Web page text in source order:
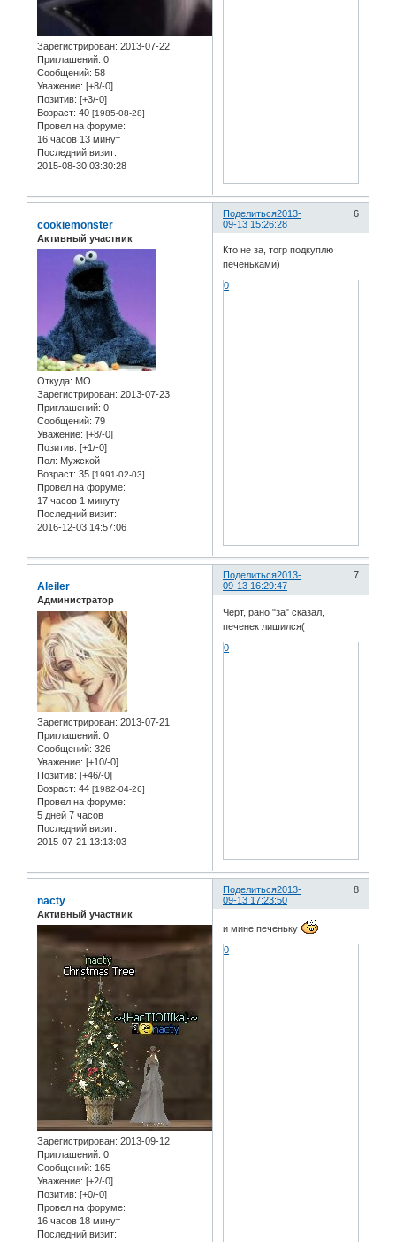
Зарегистрирован: 2013-07-22
Приглашений: 0
Сообщений: 58
Уважение: [+8/-0]
Позитив: [+3/-0]
Возраст: 40 [1985-08-28]
Провел на форуме:
16 часов 13 минут
Последний визит:
2015-08-30 03:30:28
Поделиться 6
2013-
09-13 15:26:28
cookiemonster
Активный участник
Откуда: МО
Зарегистрирован: 2013-07-23
Приглашений: 0
Сообщений: 79
Уважение: [+8/-0]
Позитив: [+1/-0]
Пол: Мужской
Возраст: 35 [1991-02-03]
Провел на форуме:
17 часов 1 минуту
Последний визит:
2016-12-03 14:57:06
Кто не за, тогр подкуплю
печеньками)
0
Поделиться 7
2013-
09-13 16:29:47
Aleiler
Администратор
Зарегистрирован: 2013-07-21
Приглашений: 0
Сообщений: 326
Уважение: [+10/-0]
Позитив: [+46/-0]
Возраст: 44 [1982-04-26]
Провел на форуме:
5 дней 7 часов
Последний визит:
2015-07-21 13:13:03
Черт, рано "за" сказал,
печенек лишился(
0
Поделиться 8
2013-
09-13 17:23:50
nacty
Активный участник
Зарегистрирован: 2013-09-12
Приглашений: 0
Сообщений: 165
Уважение: [+2/-0]
Позитив: [+0/-0]
Провел на форуме:
16 часов 18 минут
Последний визит:
и мине печеньку
0